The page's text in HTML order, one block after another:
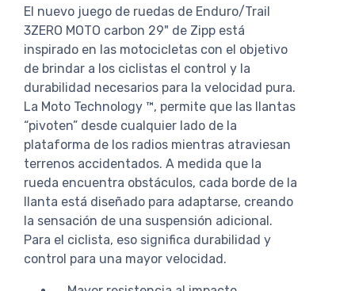
El nuevo juego de ruedas de Enduro/Trail
3ZERO MOTO carbon 29" de Zipp está
inspirado en las motocicletas con el objetivo
de brindar a los ciclistas el control y la
durabilidad necesarios para la velocidad pura.
La Moto Technology ™, permite que las llantas
“pivoten” desde cualquier lado de la
plataforma de los radios mientras atraviesan
terrenos accidentados. A medida que la
rueda encuentra obstáculos, cada borde de la
llanta está diseñado para adaptarse, creando
la sensación de una suspensión adicional.
Para el ciclista, eso significa durabilidad y
control para una mayor velocidad.